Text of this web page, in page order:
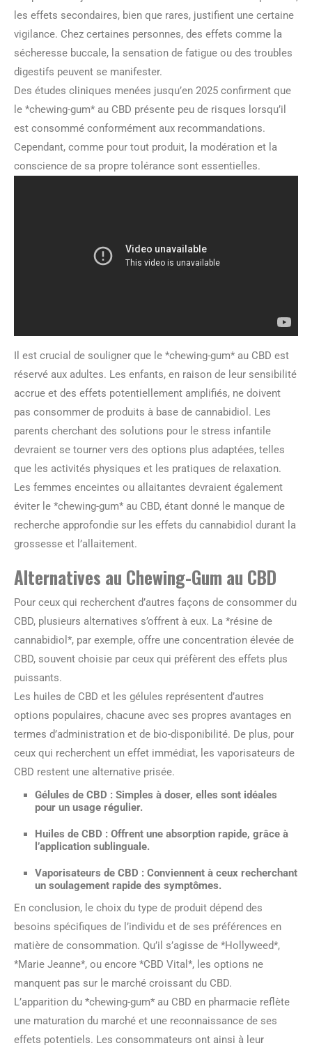
les effets secondaires, bien que rares, justifient une certaine
vigilance. Chez certaines personnes, des effets comme la
sécheresse buccale, la sensation de fatigue ou des troubles
digestifs peuvent se manifester.
Des études cliniques menées jusqu’en 2025 confirment que
le *chewing-gum* au CBD présente peu de risques lorsqu’il
est consommé conformément aux recommandations.
Cependant, comme pour tout produit, la modération et la
conscience de sa propre tolérance sont essentielles.
Il est crucial de souligner que le *chewing-gum* au CBD est
réservé aux adultes. Les enfants, en raison de leur sensibilité
accrue et des effets potentiellement amplifiés, ne doivent
pas consommer de produits à base de cannabidiol. Les
parents cherchant des solutions pour le stress infantile
devraient se tourner vers des options plus adaptées, telles
que les activités physiques et les pratiques de relaxation.
Les femmes enceintes ou allaitantes devraient également
éviter le *chewing-gum* au CBD, étant donné le manque de
recherche approfondie sur les effets du cannabidiol durant la
grossesse et l’allaitement.
Alternatives au Chewing-Gum au CBD
Pour ceux qui recherchent d’autres façons de consommer du
CBD, plusieurs alternatives s’offrent à eux. La *résine de
cannabidiol*, par exemple, offre une concentration élevée de
CBD, souvent choisie par ceux qui préfèrent des effets plus
puissants.
Les huiles de CBD et les gélules représentent d’autres
options populaires, chacune avec ses propres avantages en
termes d’administration et de bio-disponibilité. De plus, pour
ceux qui recherchent un effet immédiat, les vaporisateurs de
CBD restent une alternative prisée.
Gélules de CBD : Simples à doser, elles sont idéales
pour un usage régulier.
Huiles de CBD : Offrent une absorption rapide, grâce à
l’application sublinguale.
Vaporisateurs de CBD : Conviennent à ceux recherchant
un soulagement rapide des symptômes.
En conclusion, le choix du type de produit dépend des
besoins spécifiques de l’individu et de ses préférences en
matière de consommation. Qu’il s’agisse de *Hollyweed*,
*Marie Jeanne*, ou encore *CBD Vital*, les options ne
manquent pas sur le marché croissant du CBD.
L’apparition du *chewing-gum* au CBD en pharmacie reflète
une maturation du marché et une reconnaissance de ses
effets potentiels. Les consommateurs ont ainsi à leur